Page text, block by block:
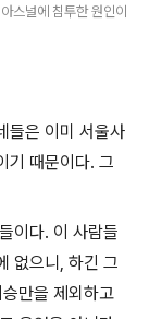
스널에 침투한 원인이
들은 이미 서울사
기 때문이다. 그
이다. 이 사람들
없으니, 하긴 그
만을 제외하고